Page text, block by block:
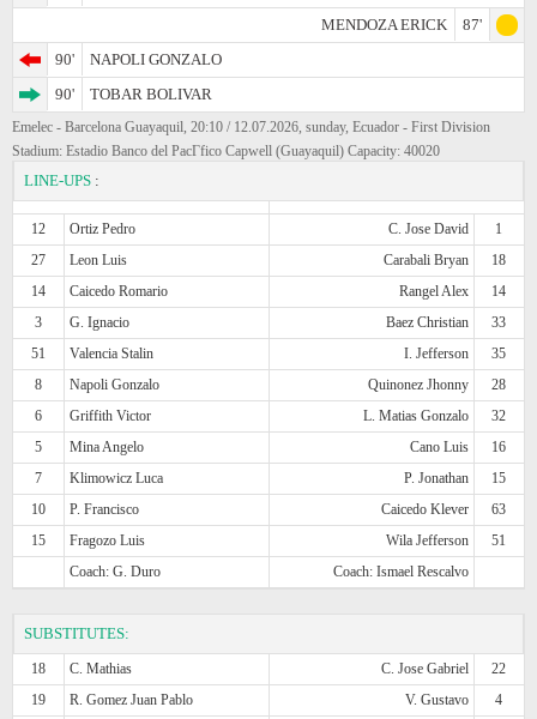
MENDOZA ERICK
87'
90'
NAPOLI GONZALO
90'
TOBAR BOLIVAR
Emelec - Barcelona Guayaquil, 20:10 / 12.07.2026, sunday, Ecuador - First Division
Stadium: Estadio Banco del PacГ­fico Capwell (Guayaquil) Capacity: 40020
LINE-UPS :
12 Ortiz Pedro C. Jose David
1
27
Leon Luis Carabali Bryan
18
14
Caicedo Romario Rangel Alex
14
3
G. Ignacio Baez Christian
33
51
Valencia Stalin I. Jefferson
35
8
Napoli Gonzalo Quinonez Jhonny
28
6
Griffith Victor L. Matias Gonzalo
32
5
Mina Angelo Cano Luis
16
7
Klimowicz Luca P. Jonathan
15
10
P. Francisco Caicedo Klever
63
15
Fragozo Luis Wila Jefferson
51
Coach: G. Duro
Coach: Ismael Rescalvo
SUBSTITUTES:
18 C. Mathias C. Jose Gabriel
22
19
R. Gomez Juan Pablo V. Gustavo
4